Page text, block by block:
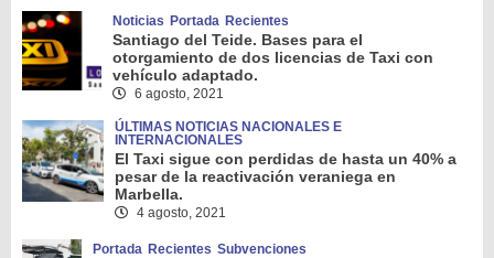
Noticias Portada Recientes
Santiago del Teide. Bases para el
otorgamiento de dos licencias de Taxi con
vehículo adaptado.
6 agosto, 2021
ÚLTIMAS NOTICIAS NACIONALES E
INTERNACIONALES
El Taxi sigue con perdidas de hasta un 40% a
pesar de la reactivación veraniega en
Marbella.
4 agosto, 2021
Portada Recientes Subvenciones